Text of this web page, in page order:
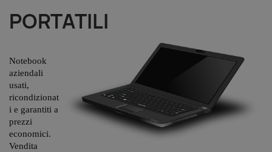
PORTATILI
Notebook
aziendali
usati,
ricondizionat
i e garantiti a
prezzi
economici.
Vendita